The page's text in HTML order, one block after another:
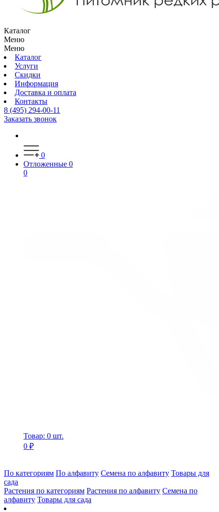
Каталог
Меню
Меню
Каталог
Услуги
Скидки
Информация
Доставка и оплата
Контакты
8 (495) 294-00-11
Заказать звонок
0
Отложенные 0
0
Товар: 0 шт.
0 ₽
По категориям По алфавиту Семена по алфавиту Товары для
сада
Растения по категориям Растения по алфавиту Семена по
алфавиту Товары для сада